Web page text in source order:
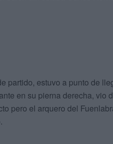
partido, estuvo a punto de
en su pierna derecha, vio
pero el arquero del